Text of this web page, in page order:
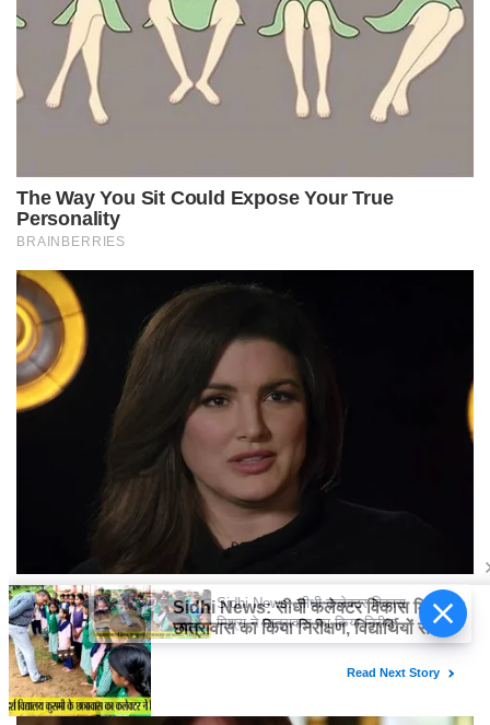
Sidhi News: सीधी कलेक्टर विकास
मिश्रा ने छात्रावास का किया निरीक्षण,
विद्यार्थियों संग किया रात्रि भोजन